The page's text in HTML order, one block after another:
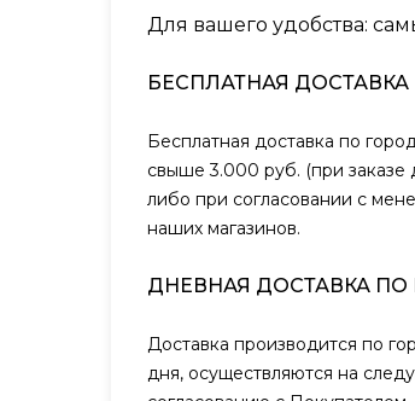
Для вашего удобства:
БЕСПЛАТНАЯ ДОСТАВКА
Бесплатная доставка по
свыше 3.000 руб. (при заказе
либо при согласовании с
наших магазинов.
ДНЕВНАЯ ДОСТАВКА ПО
Доставка производится по
дня, осуществляются на